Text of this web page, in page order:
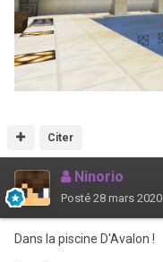
Citer
Ninorio
Posté 28 mars 2020
Dans la piscine D'Avalon !